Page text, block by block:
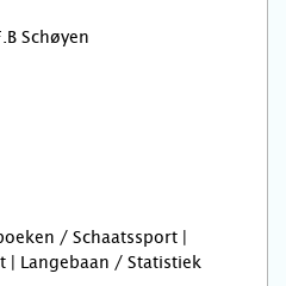
Schøyen
/ Schaatssport |
| Langebaan / Statistiek